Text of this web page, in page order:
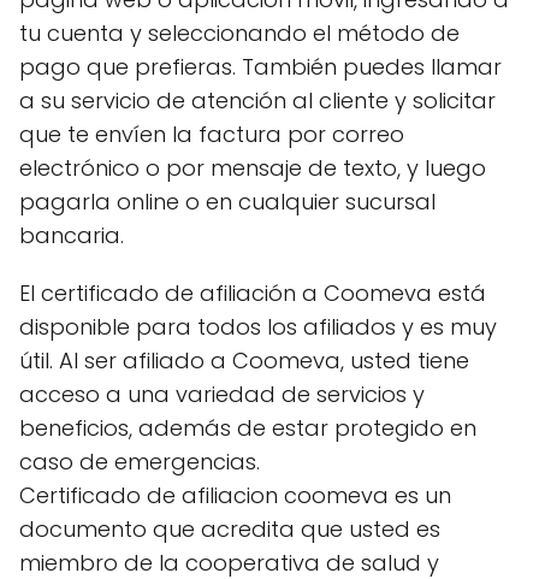
tu cuenta y seleccionando el método de
pago que prefieras. También puedes llamar
a su servicio de atención al cliente y solicitar
que te envíen la factura por correo
electrónico o por mensaje de texto, y luego
pagarla online o en cualquier sucursal
bancaria.
El certificado de afiliación a Coomeva está
disponible para todos los afiliados y es muy
útil. Al ser afiliado a Coomeva, usted tiene
acceso a una variedad de servicios y
beneficios, además de estar protegido en
caso de emergencias.
Certificado de afiliacion coomeva es un
documento que acredita que usted es
miembro de la cooperativa de salud y